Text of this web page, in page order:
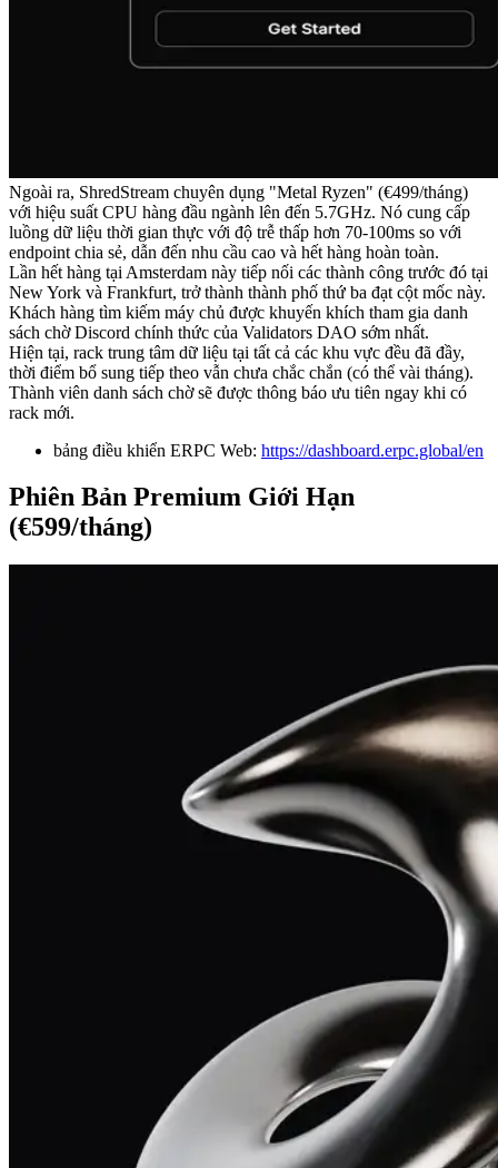
Ngoài ra, ShredStream chuyên dụng "Metal Ryzen" (€499/tháng)
với hiệu suất CPU hàng đầu ngành lên đến 5.7GHz. Nó cung cấp
luồng dữ liệu thời gian thực với độ trễ thấp hơn 70-100ms so với
endpoint chia sẻ, dẫn đến nhu cầu cao và hết hàng hoàn toàn.
Lần hết hàng tại Amsterdam này tiếp nối các thành công trước đó tại
New York và Frankfurt, trở thành thành phố thứ ba đạt cột mốc này.
Khách hàng tìm kiếm máy chủ được khuyến khích tham gia danh
sách chờ Discord chính thức của Validators DAO sớm nhất.
Hiện tại, rack trung tâm dữ liệu tại tất cả các khu vực đều đã đầy,
thời điểm bổ sung tiếp theo vẫn chưa chắc chắn (có thể vài tháng).
Thành viên danh sách chờ sẽ được thông báo ưu tiên ngay khi có
rack mới.
bảng điều khiển ERPC Web: https://dashboard.erpc.global/en
Phiên Bản Premium Giới Hạn
(€599/tháng)